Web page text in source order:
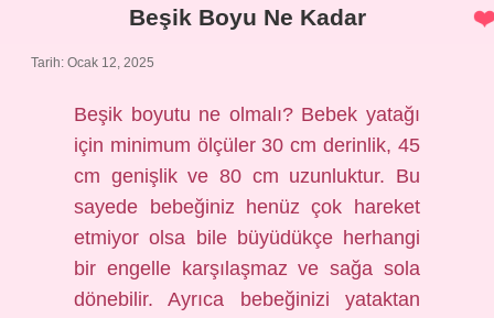
Beşik Boyu Ne Kadar
Tarih: Ocak 12, 2025
Beşik boyutu ne olmalı? Bebek yatağı
için minimum ölçüler 30 cm derinlik, 45
cm genişlik ve 80 cm uzunluktur. Bu
sayede bebeğiniz henüz çok hareket
etmiyor olsa bile büyüdükçe herhangi
bir engelle karşılaşmaz ve sağa sola
dönebilir. Ayrıca bebeğinizi yataktan